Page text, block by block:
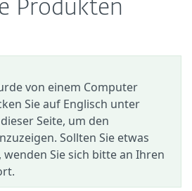
Produkten
von einem Computer
Sie auf Englisch unter
Seite, um den
Sollten Sie etwas
Sie sich bitte an Ihren